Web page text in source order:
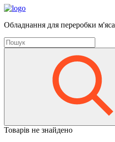
Обладнання для переробки м'яса
Товарів не знайдено